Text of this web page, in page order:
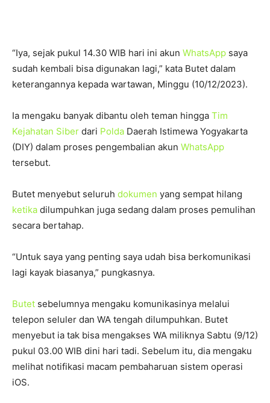
“Iya, sejak pukul 14.30 WIB hari ini akun WhatsApp saya
sudah kembali bisa digunakan lagi,” kata Butet dalam
keterangannya kepada wartawan, Minggu (10/12/2023).
Ia mengaku banyak dibantu oleh teman hingga Tim
Kejahatan Siber dari Polda Daerah Istimewa Yogyakarta
(DIY) dalam proses pengembalian akun WhatsApp
tersebut.
Butet menyebut seluruh dokumen yang sempat hilang
ketika dilumpuhkan juga sedang dalam proses pemulihan
secara bertahap.
“Untuk saya yang penting saya udah bisa berkomunikasi
lagi kayak biasanya,” pungkasnya.
Butet sebelumnya mengaku komunikasinya melalui
telepon seluler dan WA tengah dilumpuhkan. Butet
menyebut ia tak bisa mengakses WA miliknya Sabtu (9/12)
pukul 03.00 WIB dini hari tadi. Sebelum itu, dia mengaku
melihat notifikasi macam pembaharuan sistem operasi
iOS.